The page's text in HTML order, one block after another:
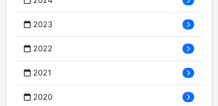
2023
2022
2021
2020